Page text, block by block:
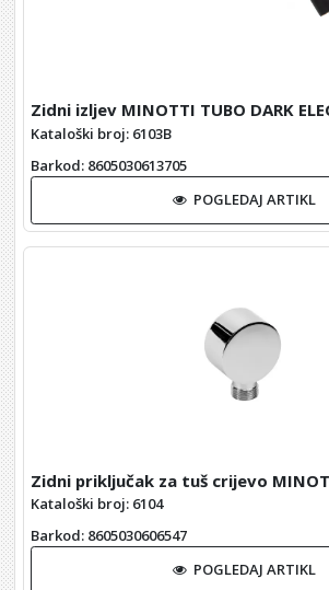
Zidni izljev MINOTTI TUBO DARK
Kataloški broj: 6103B
Barkod: 8605030613705
POGLEDAJ ARTIKL
Zidni priključak za tuš crijevo
Kataloški broj: 6104
Barkod: 8605030606547
POGLEDAJ ARTIKL